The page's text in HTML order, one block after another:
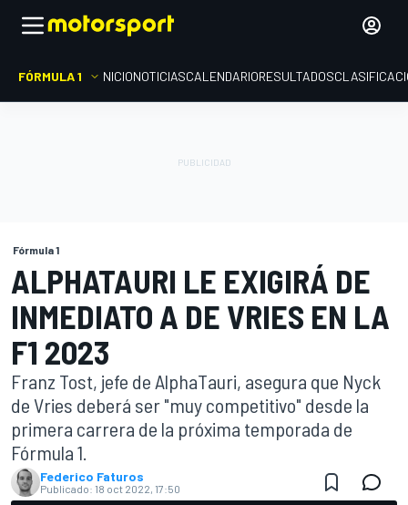
FÓRMULA 1 INICIONOTICIASCALENDARIORESULTADOS
Fórmula 1
ALPHATAURI LE EXIGIRÁ DE
INMEDIATO A DE VRIES EN LA
F1 2023
Franz Tost, jefe de AlphaTauri, asegura que Nyck
de Vries deberá ser "muy competitivo" desde la
primera carrera de la próxima temporada de
Fórmula 1.
Federico Faturos
Publicado: 18 oct 2022, 17:50